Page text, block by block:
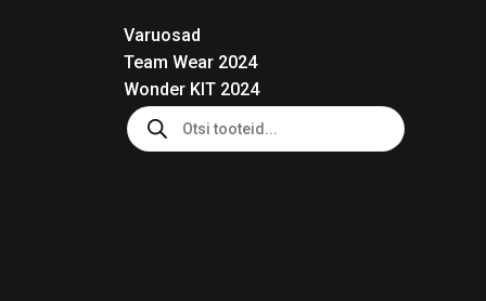
Varuosad
Team Wear 2024
Wonder KIT 2024
Products
search